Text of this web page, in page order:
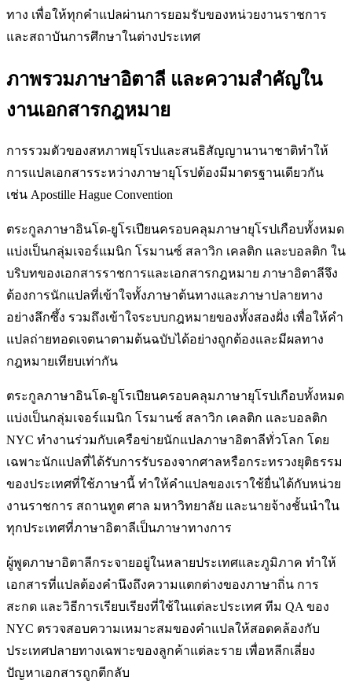
ทาง เพื่อให้ทุกคำแปลผ่านการยอมรับของหน่วยงานราชการ
และสถาบันการศึกษาในต่างประเทศ
ภาพรวมภาษาอิตาลี และความสำคัญใน
งานเอกสารกฎหมาย
การรวมตัวของสหภาพยุโรปและสนธิสัญญานานาชาติทำให้
การแปลเอกสารระหว่างภาษายุโรปต้องมีมาตรฐานเดียวกัน
เช่น Apostille Hague Convention
ตระกูลภาษาอินโด-ยูโรเปียนครอบคลุมภาษายุโรปเกือบทั้งหมด
แบ่งเป็นกลุ่มเจอร์แมนิก โรมานซ์ สลาวิก เคลติก และบอลติก ใน
บริบทของเอกสารราชการและเอกสารกฎหมาย ภาษาอิตาลีจึง
ต้องการนักแปลที่เข้าใจทั้งภาษาต้นทางและภาษาปลายทาง
อย่างลึกซึ้ง รวมถึงเข้าใจระบบกฎหมายของทั้งสองฝั่ง เพื่อให้คำ
แปลถ่ายทอดเจตนาตามต้นฉบับได้อย่างถูกต้องและมีผลทาง
กฎหมายเทียบเท่ากัน
ตระกูลภาษาอินโด-ยูโรเปียนครอบคลุมภาษายุโรปเกือบทั้งหมด
แบ่งเป็นกลุ่มเจอร์แมนิก โรมานซ์ สลาวิก เคลติก และบอลติก
NYC ทำงานร่วมกับเครือข่ายนักแปลภาษาอิตาลีทั่วโลก โดย
เฉพาะนักแปลที่ได้รับการรับรองจากศาลหรือกระทรวงยุติธรรม
ของประเทศที่ใช้ภาษานี้ ทำให้คำแปลของเราใช้ยื่นได้กับหน่วย
งานราชการ สถานทูต ศาล มหาวิทยาลัย และนายจ้างชั้นนำใน
ทุกประเทศที่ภาษาอิตาลีเป็นภาษาทางการ
ผู้พูดภาษาอิตาลีกระจายอยู่ในหลายประเทศและภูมิภาค ทำให้
เอกสารที่แปลต้องคำนึงถึงความแตกต่างของภาษาถิ่น การ
สะกด และวิธีการเรียบเรียงที่ใช้ในแต่ละประเทศ ทีม QA ของ
NYC ตรวจสอบความเหมาะสมของคำแปลให้สอดคล้องกับ
ประเทศปลายทางเฉพาะของลูกค้าแต่ละราย เพื่อหลีกเลี่ยง
ปัญหาเอกสารถูกตีกลับ